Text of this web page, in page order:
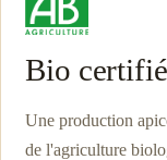
Bio certifié
Une production
de l'agriculture